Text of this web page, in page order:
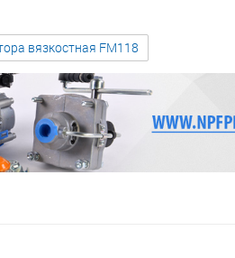
вязкостная FM118